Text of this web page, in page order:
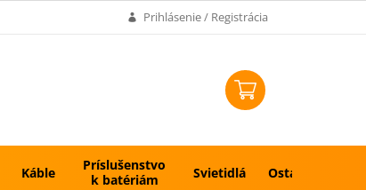
Prihlásenie / Registrácia
Káble
Príslušenstvo
k batériám
Svietidlá Ostatné